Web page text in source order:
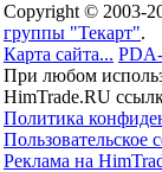
Copyright © 2003-
группы "Текарт".
Карта сайта...
При любом
HimTrade.RU
Политика
Пользовательское
Реклама на